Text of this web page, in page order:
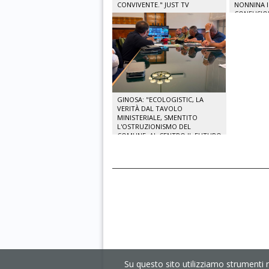
Su questo sito utilizziamo
CONVIVENTE." JUST TV
NONNINA
GINOSA: "ECOLOGISTIC, LA
VERITÀ DAL TAVOLO
MINISTERIALE, SMENTITO
L'OSTRUZIONISMO DEL
COMUNE, AL CENTRO IL FUTURO